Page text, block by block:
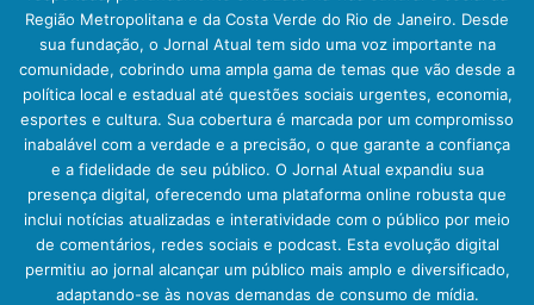
Região Metropolitana e da Costa Verde do Rio de Janeiro. Desde
sua fundação, o Jornal Atual tem sido uma voz importante na
comunidade, cobrindo uma ampla gama de temas que vão desde a
política local e estadual até questões sociais urgentes, economia,
esportes e cultura. Sua cobertura é marcada por um compromisso
inabalável com a verdade e a precisão, o que garante a confiança
e a fidelidade de seu público. O Jornal Atual expandiu sua
presença digital, oferecendo uma plataforma online robusta que
inclui notícias atualizadas e interatividade com o público por meio
de comentários, redes sociais e podcast. Esta evolução digital
permitiu ao jornal alcançar um público mais amplo e diversificado,
adaptando-se às novas demandas de consumo de mídia.